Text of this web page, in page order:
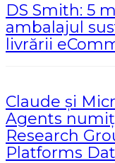
DS Smith: 5
ambalajul
livrării
Claude și
Agents
Research
Platforms